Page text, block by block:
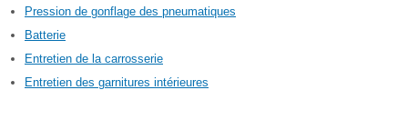
Pression de gonflage des pneumatiques
Batterie
Entretien de la carrosserie
Entretien des garnitures intérieures